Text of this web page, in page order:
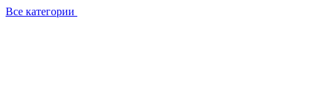
Все категории